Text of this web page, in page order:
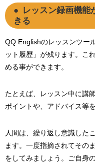
レッスン録画機能
きる
QQ Englishのレッスンツー
ット履歴」が残ります。こ
める事ができます。
たとえば、レッスン中に講
ポイントや、アドバイス等
人間は、繰り返し意識した
ます。一度指摘されてその
をしてみましょう。ご自身